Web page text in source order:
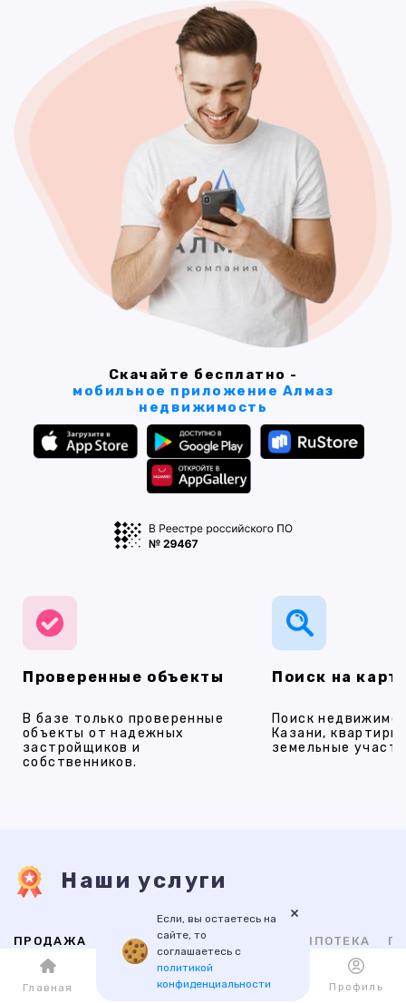
Скачайте бесплатно -
мобильное приложение Алмаз
недвижимость
Проверенные объекты
В базе только проверенные
объекты от надежных
застройщиков и
собственников.
Поиск на
Поиск
Казани,
земельные
Наши услуги
ПРОДАЖА АРЕНДА НОВОСТРОЙКИ ИПОТЕКА
ВТОРИЧНАЯ НОВОСТРОЙКИ
Если, вы остаетесь на
сайте, то
соглашаетесь с
политикой
конфиденциальности
×
Главная Каталог Избранное Профиль